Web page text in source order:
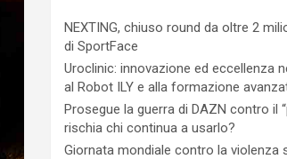
NEXTING, chiuso round da oltre 2
di SportFace
Uroclinic: innovazione ed eccellenza
al Robot ILY e alla formazione
Prosegue la guerra di DAZN contro il
rischia chi continua a usarlo?
Giornata mondiale contro la violenza